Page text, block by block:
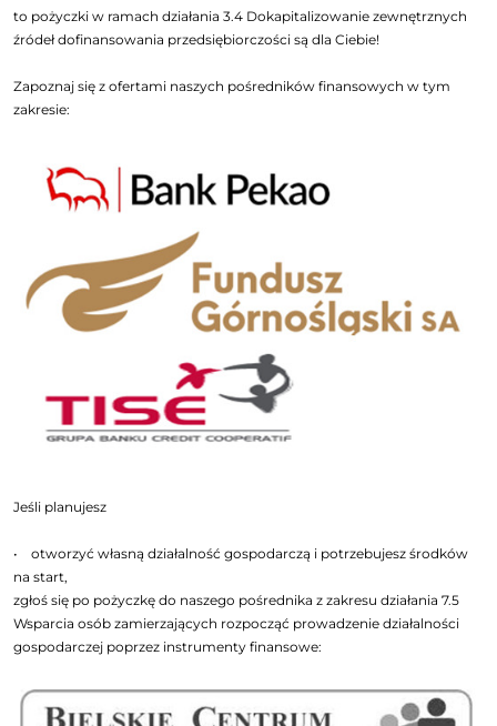
to pożyczki w ramach działania 3.4 Dokapitalizowanie zewnętrznych
źródeł dofinansowania przedsiębiorczości są dla Ciebie!
Zapoznaj się z ofertami naszych pośredników finansowych w tym
zakresie:
Jeśli planujesz
• otworzyć własną działalność gospodarczą i potrzebujesz środków
na start,
zgłoś się po pożyczkę do naszego pośrednika z zakresu działania 7.5
Wsparcia osób zamierzających rozpocząć prowadzenie działalności
gospodarczej poprzez instrumenty finansowe: